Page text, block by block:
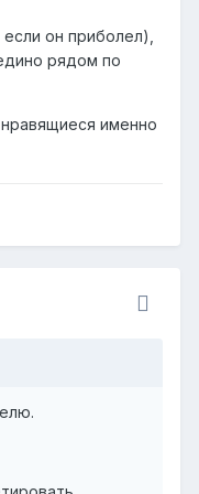
он приболел),
рядом по
именно